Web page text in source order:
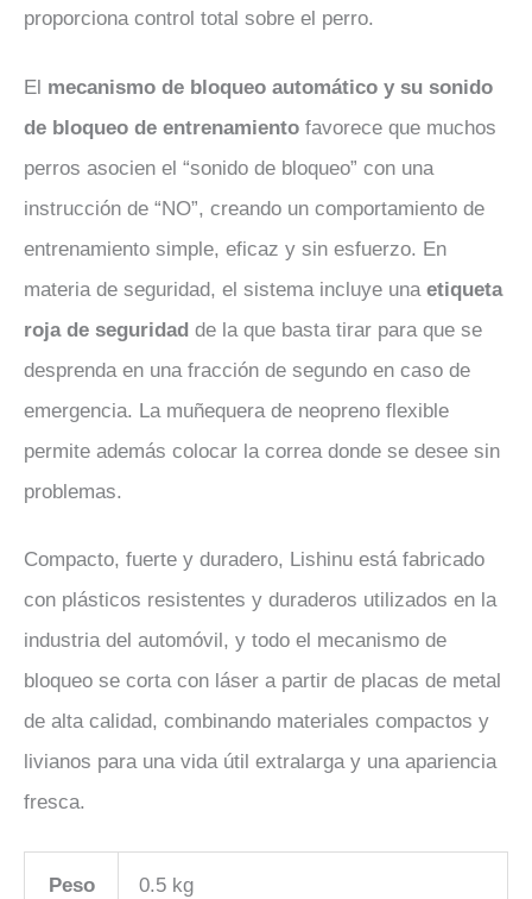
proporciona control total sobre el perro.
El mecanismo de bloqueo automático y su sonido
de bloqueo de entrenamiento favorece que muchos
perros asocien el “sonido de bloqueo” con una
instrucción de “NO”, creando un comportamiento de
entrenamiento simple, eficaz y sin esfuerzo. En
materia de seguridad, el sistema incluye una etiqueta
roja de seguridad de la que basta tirar para que se
desprenda en una fracción de segundo en caso de
emergencia. La muñequera de neopreno flexible
permite además colocar la correa donde se desee sin
problemas.
Compacto, fuerte y duradero, Lishinu está fabricado
con plásticos resistentes y duraderos utilizados en la
industria del automóvil, y todo el mecanismo de
bloqueo se corta con láser a partir de placas de metal
de alta calidad, combinando materiales compactos y
livianos para una vida útil extralarga y una apariencia
fresca.
Peso 0.5 kg